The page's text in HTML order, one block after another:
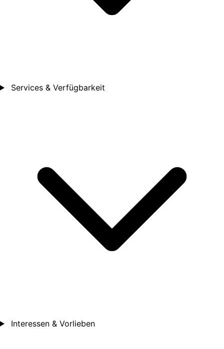
Services & Verfügbarkeit
Interessen & Vorlieben